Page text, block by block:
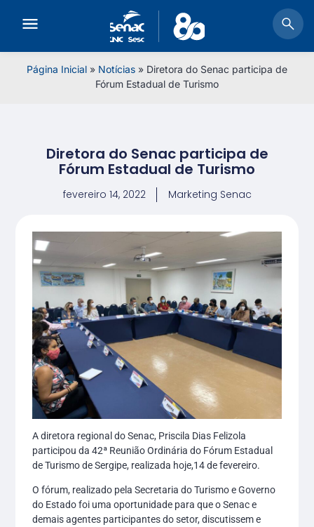
Página Inicial » Notícias » Diretora do Senac participa de
Fórum Estadual de Turismo
Diretora do Senac participa de
Fórum Estadual de Turismo
fevereiro 14, 2022 Marketing Senac
A diretora regional do Senac, Priscila Dias Felizola
participou da 42ª Reunião Ordinária do Fórum Estadual
de Turismo de Sergipe, realizada hoje,14 de fevereiro.
O fórum, realizado pela Secretaria do Turismo e Governo
do Estado foi uma oportunidade para que o Senac e
demais agentes participantes do setor, discutissem e